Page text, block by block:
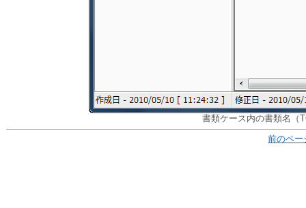
書類ケース内の書類名（
前のペー